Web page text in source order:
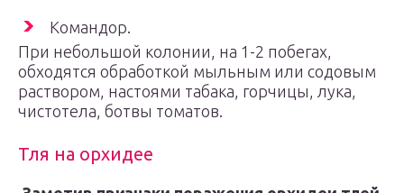
Командор.
При небольшой колонии, на 1-2 побегах,
обходятся обработкой мыльным или содовым
раствором, настоями табака, горчицы, лука,
чистотела, ботвы томатов.
Тля на орхидее